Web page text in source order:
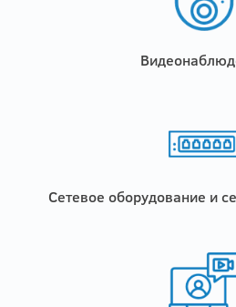
Сетевое оборудование и